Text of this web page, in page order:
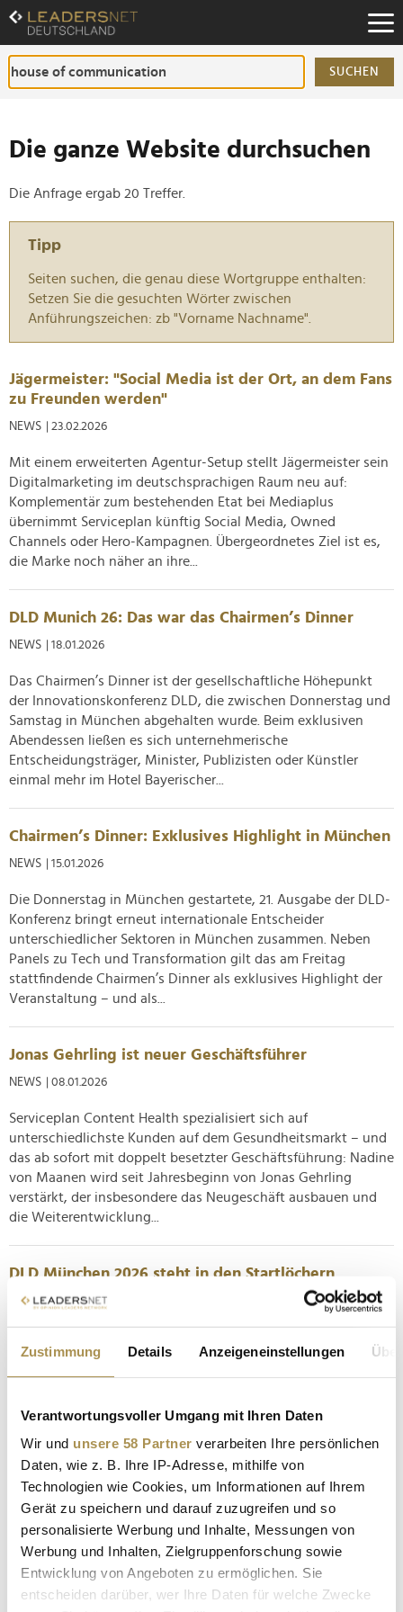
Zustimmung Details Anzeigeneinstellungen
Verantwortungsvoller Umgang mit Ihren Daten
Wir und unsere 58 Partner verarbeiten Ihre persönlichen
Daten, wie z. B. Ihre IP-Adresse, mithilfe von
Technologien wie Cookies, um Informationen auf Ihrem
Gerät zu speichern und darauf zuzugreifen und so
personalisierte Werbung und Inhalte, Messungen von
Werbung und Inhalten, Zielgruppenforschung sowie
Entwicklung von Angeboten zu ermöglichen. Sie
entscheiden darüber, wer Ihre Daten für welche Zwecke
Zum
Inhalt
Zur
Fußzeilen-
Navigation
SUCHEN
Die ganze Website durchsuchen
Die Anfrage ergab 20 Treffer.
Tipp
Seiten suchen, die genau diese Wortgruppe enthalten:
Setzen Sie die gesuchten Wörter zwischen
Anführungszeichen: zb "Vorname Nachname".
Jägermeister: "Social Media ist der Ort, an dem Fans
zu Freunden werden"
NEWS | 23.02.2026
Mit einem erweiterten Agentur-Setup stellt Jägermeister sein
Digitalmarketing im deutschsprachigen Raum neu auf:
Komplementär zum bestehenden Etat bei Mediaplus
übernimmt Serviceplan künftig Social Media, Owned
Channels oder Hero-Kampagnen. Übergeordnetes Ziel ist es,
die Marke noch näher an ihre...
DLD Munich 26: Das war das Chairmen’s Dinner
NEWS | 18.01.2026
Das Chairmen’s Dinner ist der gesellschaftliche Höhepunkt
der Innovationskonferenz DLD, die zwischen Donnerstag und
Samstag in München abgehalten wurde. Beim exklusiven
Abendessen ließen es sich unternehmerische
Entscheidungsträger, Minister, Publizisten oder Künstler
einmal mehr im Hotel Bayerischer...
Chairmen’s Dinner: Exklusives Highlight in München
NEWS | 15.01.2026
Die Donnerstag in München gestartete, 21. Ausgabe der DLD-
Konferenz bringt erneut internationale Entscheider
unterschiedlicher Sektoren in München zusammen. Neben
Panels zu Tech und Transformation gilt das am Freitag
stattfindende Chairmen’s Dinner als exklusives Highlight der
Veranstaltung – und als...
Jonas Gehrling ist neuer Geschäftsführer
NEWS | 08.01.2026
Serviceplan Content Health spezialisiert sich auf
unterschiedlichste Kunden auf dem Gesundheitsmarkt – und
das ab sofort mit doppelt besetzter Geschäftsführung: Nadine
von Maanen wird seit Jahresbeginn von Jonas Gehrling
verstärkt, der insbesondere das Neugeschäft ausbauen und
die Weiterentwicklung...
DLD München 2026 steht in den Startlöchern
NEWS | 09.12.2025
Januar Münchener Innovationsjahr. Die Veranstaltung hat
sich längst zum zentralen Treffpunkt für Vordenker aus
sodass einmal mehr hochrelevante Referenten erwartet
werden dürfen....
Burgenland wirbt mit Werten, Wein und Weitblick
für sich
NEWS
Die Tourismus-Strategie 2030 des Burgenlands wurde in
einem breit angelegten Beteiligungsprozess erstellt und soll